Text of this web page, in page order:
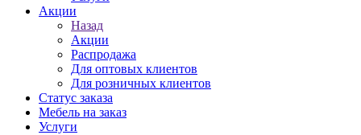
Акции
Назад
Акции
Распродажа
Для оптовых клиентов
Для розничных клиентов
Статус заказа
Мебель на заказ
Услуги